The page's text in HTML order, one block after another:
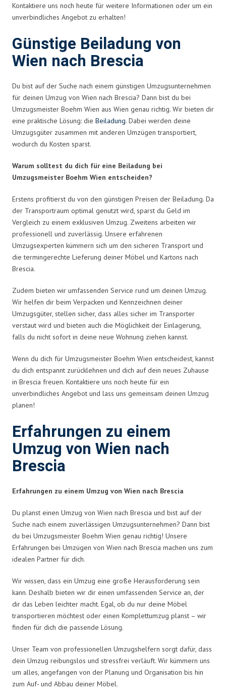
Kontaktiere uns noch heute für weitere Informationen oder um ein
unverbindliches Angebot zu erhalten!
Günstige Beiladung von
Wien nach Brescia
Du bist auf der Suche nach einem günstigen Umzugsunternehmen
für deinen Umzug von Wien nach Brescia? Dann bist du bei
Umzugsmeister Boehm Wien aus Wien genau richtig. Wir bieten dir
eine praktische Lösung: die Beiladung. Dabei werden deine
Umzugsgüter zusammen mit anderen Umzügen transportiert,
wodurch du Kosten sparst.
Warum solltest du dich für eine Beiladung bei
Umzugsmeister Boehm Wien entscheiden?
Erstens profitierst du von den günstigen Preisen der Beiladung. Da
der Transportraum optimal genutzt wird, sparst du Geld im
Vergleich zu einem exklusiven Umzug. Zweitens arbeiten wir
professionell und zuverlässig. Unsere erfahrenen
Umzugsexperten kümmern sich um den sicheren Transport und
die termingerechte Lieferung deiner Möbel und Kartons nach
Brescia.
Zudem bieten wir umfassenden Service rund um deinen Umzug.
Wir helfen dir beim Verpacken und Kennzeichnen deiner
Umzugsgüter, stellen sicher, dass alles sicher im Transporter
verstaut wird und bieten auch die Möglichkeit der Einlagerung,
falls du nicht sofort in deine neue Wohnung ziehen kannst.
Wenn du dich für Umzugsmeister Boehm Wien entscheidest, kannst
du dich entspannt zurücklehnen und dich auf dein neues Zuhause
in Brescia freuen. Kontaktiere uns noch heute für ein
unverbindliches Angebot und lass uns gemeinsam deinen Umzug
planen!
Erfahrungen zu einem
Umzug von Wien nach
Brescia
Erfahrungen zu einem Umzug von Wien nach Brescia
Du planst einen Umzug von Wien nach Brescia und bist auf der
Suche nach einem zuverlässigen Umzugsunternehmen? Dann bist
du bei Umzugsmeister Boehm Wien genau richtig! Unsere
Erfahrungen bei Umzügen von Wien nach Brescia machen uns zum
idealen Partner für dich.
Wir wissen, dass ein Umzug eine große Herausforderung sein
kann. Deshalb bieten wir dir einen umfassenden Service an, der
dir das Leben leichter macht. Egal, ob du nur deine Möbel
transportieren möchtest oder einen Komplettumzug planst – wir
finden für dich die passende Lösung.
Unser Team von professionellen Umzugshelfern sorgt dafür, dass
dein Umzug reibungslos und stressfrei verläuft. Wir kümmern uns
um alles, angefangen von der Planung und Organisation bis hin
zum Auf- und Abbau deiner Möbel.